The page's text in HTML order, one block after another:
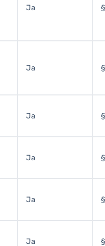
Ja
Ja
Ja
Ja
Ja
Ja